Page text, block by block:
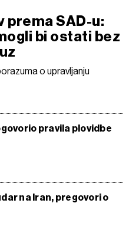
prema SAD-u:
bi ostati bez
o upravljanju
pravila plovidbe
na Iran, pregovori o